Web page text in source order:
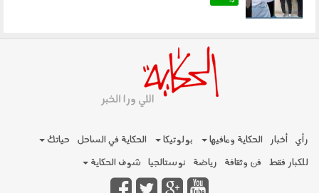
رأي أخبار الحكاية ومافيها بولوتيكا الحكاية في الساحل
حياتك
للكبار فقط فن وثقافة رياضة نوستالجيا شوف الحكاية